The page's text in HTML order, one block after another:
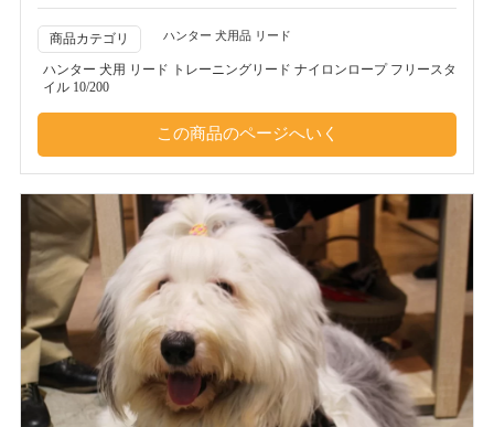
商品カテゴリ ハンター 犬用品 リード
ハンター 犬用 リード トレーニングリード ナイロンロープ フリースタ
イル 10/200